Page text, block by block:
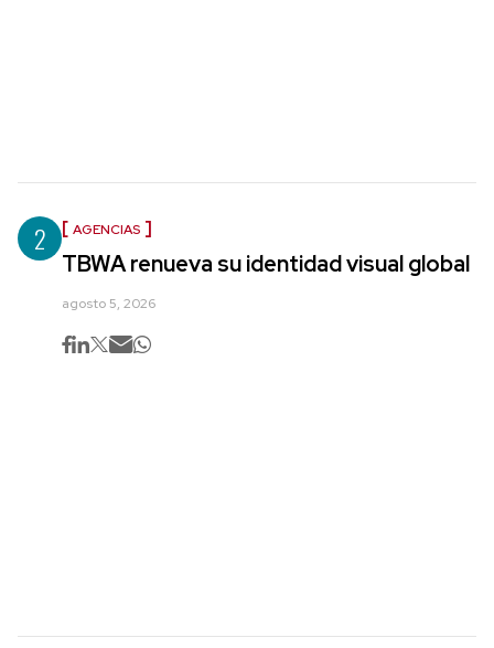
2 AGENCIAS
TBWA renueva su identidad visual global
agosto 5, 2026